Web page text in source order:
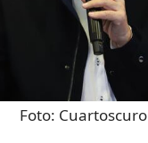
Foto: Cuartoscuro